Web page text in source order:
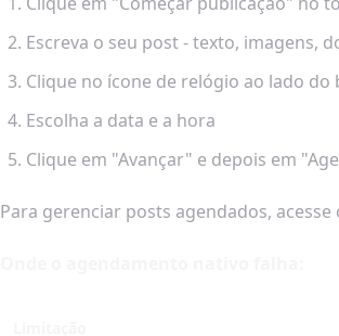
Escreva o seu post - texto, imagens,
Clique no ícone de relógio ao lado do
Escolha a data e a hora
Clique em "Avançar" e depois em
Para gerenciar posts agendados,